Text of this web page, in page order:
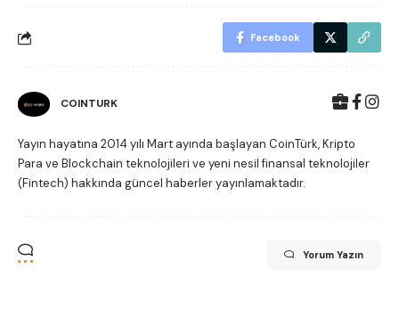
Facebook
COINTURK
Yayın hayatına 2014 yılı Mart ayında başlayan CoinTürk, Kripto
Para ve Blockchain teknolojileri ve yeni nesil finansal teknolojiler
(Fintech) hakkında güncel haberler yayınlamaktadır.
Yorum Yazın